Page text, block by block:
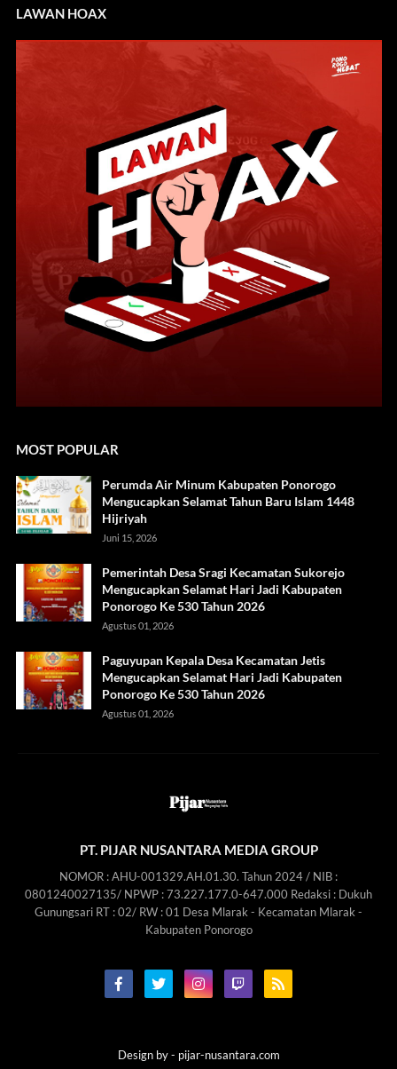
LAWAN HOAX
MOST POPULAR
Perumda Air Minum Kabupaten Ponorogo
Mengucapkan Selamat Tahun Baru Islam 1448
Hijriyah
Juni 15, 2026
Pemerintah Desa Sragi Kecamatan Sukorejo
Mengucapkan Selamat Hari Jadi Kabupaten
Ponorogo Ke 530 Tahun 2026
Agustus 01, 2026
Paguyupan Kepala Desa Kecamatan Jetis
Mengucapkan Selamat Hari Jadi Kabupaten
Ponorogo Ke 530 Tahun 2026
Agustus 01, 2026
PT. PIJAR NUSANTARA MEDIA GROUP
NOMOR : AHU-001329.AH.01.30. Tahun 2024 / NIB :
0801240027135/ NPWP : 73.227.177.0-647.000 Redaksi : Dukuh
Gunungsari RT : 02/ RW : 01 Desa Mlarak - Kecamatan Mlarak -
Kabupaten Ponorogo
Design by - pijar-nusantara.com